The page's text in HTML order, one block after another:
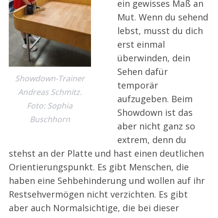
Showdown-Trainer
Andreas Schmitz.
Foto: Sophia
Buschhorn
ein gewisses Maß an
Mut. Wenn du sehend
lebst, musst du dich
erst einmal
überwinden, dein
Sehen dafür
temporär
aufzugeben. Beim
Showdown ist das
aber nicht ganz so
extrem, denn du
stehst an der Platte und hast einen deutlichen
Orientierungspunkt. Es gibt Menschen, die
haben eine Sehbehinderung und wollen auf ihr
Restsehvermögen nicht verzichten. Es gibt
aber auch Normalsichtige, die bei dieser